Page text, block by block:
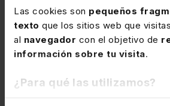
Las cookies son pequeños
texto que los sitios web que
al navegador con el objetivo de
información sobre tu visita.
¿Para qué las utilizamos?
webinar)
★★★★★ (0)
320€ + IVA256€+